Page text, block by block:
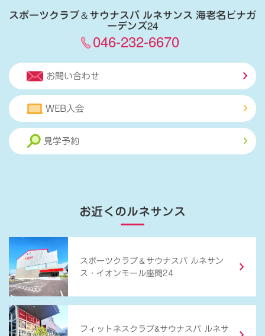
スポーツクラブ＆サウナスパ ルネサンス 海老名ビナガ
ーデンズ24
046-232-6670
お問い合わせ
WEB入会
見学予約
お近くのルネサンス
スポーツクラブ ＆ サウナスパ ルネサン
ス・イオンモール座間24
フィットネスクラブ&サウナスパ ルネサ